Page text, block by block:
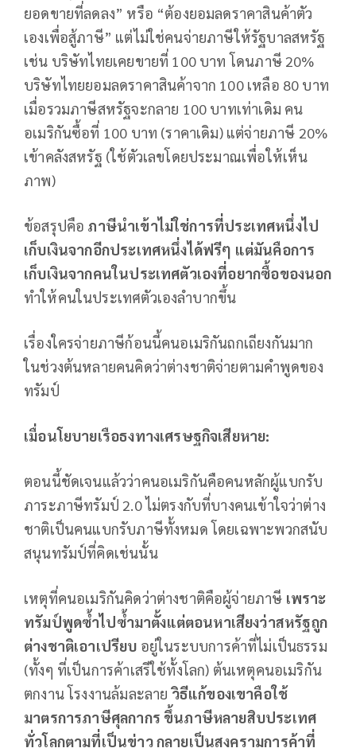
ยอดขายที่ลดลง” หรือ “ต้องยอมลดราคาสินค้าตัว
เองเพื่อสู้ภาษี” แต่ไม่ใช่คนจ่ายภาษีให้รัฐบาลสหรัฐ
เช่น บริษัทไทยเคยขายที่ 100 บาท โดนภาษี 20%
บริษัทไทยยอมลดราคาสินค้าจาก 100 เหลือ 80 บาท
เมื่อรวมภาษีสหรัฐจะกลาย 100 บาทเท่าเดิม คน
อเมริกันซื้อที่ 100 บาท (ราคาเดิม) แต่จ่ายภาษี 20%
เข้าคลังสหรัฐ (ใช้ตัวเลขโดยประมาณเพื่อให้เห็น
ภาพ)
ข้อสรุปคือ ภาษีนำเข้าไม่ใช่การที่ประเทศหนึ่งไป
เก็บเงินจากอีกประเทศหนึ่งได้ฟรีๆ แต่มันคือการ
เก็บเงินจากคนในประเทศตัวเองที่อยากซื้อของนอก
ทำให้คนในประเทศตัวเองลำบากขึ้น
เรื่องใครจ่ายภาษีก้อนนี้คนอเมริกันถกเถียงกันมาก
ในช่วงต้นหลายคนคิดว่าต่างชาติจ่ายตามคำพูดของ
ทรัมป์
เมื่อนโยบายเรือธงทางเศรษฐกิจเสียหาย:
ตอนนี้ชัดเจนแล้วว่าคนอเมริกันคือคนหลักผู้แบกรับ
ภาระภาษีทรัมป์ 2.0 ไม่ตรงกับที่บางคนเข้าใจว่าต่าง
ชาติเป็นคนแบกรับภาษีทั้งหมด โดยเฉพาะพวกสนับ
สนุนทรัมป์ที่คิดเช่นนั้น
เหตุที่คนอเมริกันคิดว่าต่างชาติคือผู้จ่ายภาษี เพราะ
ทรัมป์พูดซ้ำไปซ้ำมาตั้งแต่ตอนหาเสียงว่าสหรัฐถูก
ต่างชาติเอาเปรียบ อยู่ในระบบการค้าที่ไม่เป็นธรรม
(ทั้งๆ ที่เป็นการค้าเสรีใช้ทั้งโลก) ต้นเหตุคนอเมริกัน
ตกงาน โรงงานล้มละลายวิธีแก้ของเขาคือใช้
มาตรการภาษีศุลกากร ขึ้นภาษีหลายสิบประเทศ
ทั่วโลกตามที่เป็นข่าว กลายเป็นสงครามการค้าที่